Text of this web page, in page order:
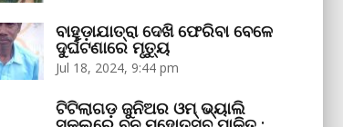
ବାହୁଡ଼ାଯାତ୍ରା ଦେଖି ଫେରିବା ବେଳେ
ଦୁର୍ଘଟଣାରେ ମୃତ୍ୟୁ
Jul 18, 2024, 9:44 pm
ଟିଟିଲାଗଡ଼ ଜୁନିଅର ଓମ୍‌ ଭ୍ୟାଲି